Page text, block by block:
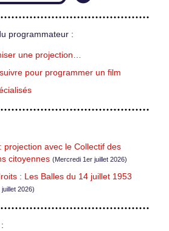
programmateur :
une projection…
pour programmer un film
projection avec le Collectif des
citoyennes (Mercredi 1er juillet 2026)
: Les Balles du 14 juillet 1953
2026)